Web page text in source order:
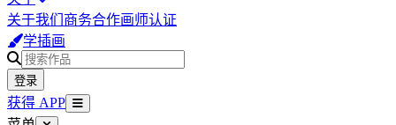
关于我们 商务合作画师认证
学插画
登录
获得 APP